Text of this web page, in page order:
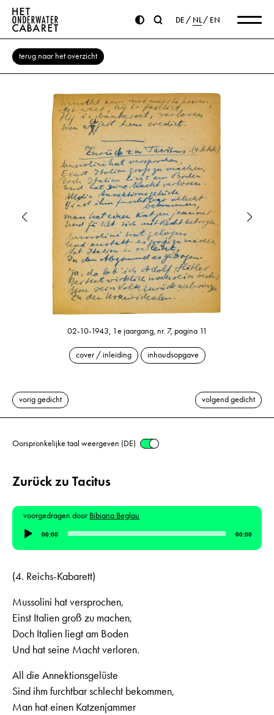
DE NL EN
terug naar het overzicht
02-10-1943, 1e jaargang, nr. 7, pagina 11
cover / inleiding inhoudsopgave
vorig gedicht volgend gedicht
Oorspronkelijke taal weergeven (DE)
Zurück zu Tacitus
voorgedragen door Bibiana Beglau
Audiospeler
00:00 00:00
(4. Reichs-Kabarett)
Mussolini hat versprochen,
Einst Italien groß zu machen,
Doch Italien liegt am Boden
Und hat seine Macht verloren.
All die Annektionsgelüste
Sind ihm furchtbar schlecht bekommen,
Man hat einen Katzenjammer